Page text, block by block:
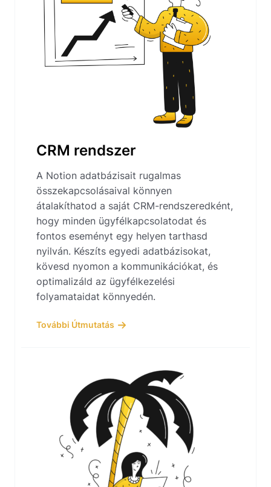
CRM rendszer
A Notion adatbázisait rugalmas
összekapcsolásaival könnyen
átalakíthatod a saját CRM-rendszeredként,
hogy minden ügyfélkapcsolatodat és
fontos eseményt egy helyen tarthasd
nyilván. Készíts egyedi adatbázisokat,
kövesd nyomon a kommunikációkat, és
optimalizáld az ügyfélkezelési
folyamataidat könnyedén.
További Útmutatás